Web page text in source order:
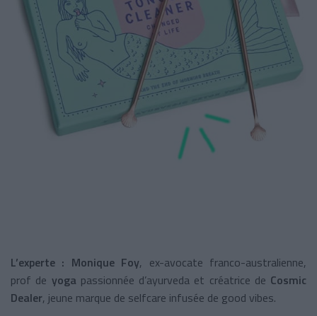
L’experte : Monique Foy, ex-avocate franco-australienne,
prof de yoga passionnée d’ayurveda et créatrice de Cosmic
Dealer, jeune marque de selfcare infusée de good vibes.